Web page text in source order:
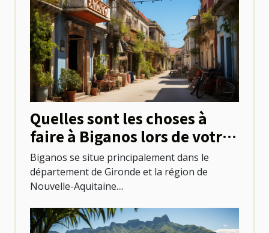
Quelles sont les choses à
faire à Biganos lors de votre
séjour ?
Biganos se situe principalement dans le
département de Gironde et la région de
Nouvelle-Aquitaine....